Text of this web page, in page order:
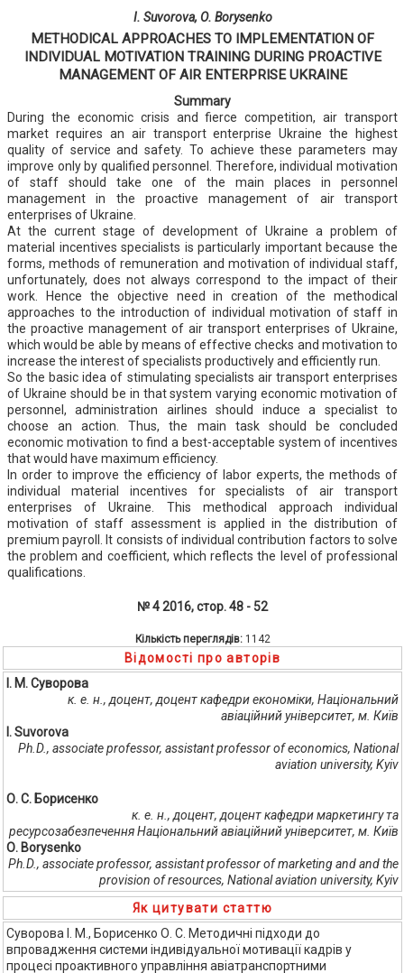
I. Suvorova, О. Borysenko
METHODICAL APPROACHES TO IMPLEMENTATION OF
INDIVIDUAL MOTIVATION TRAINING DURING PROACTIVE
MANAGEMENT OF AIR ENTERPRISE UKRAINE
Summary
During the economic crisis and fierce competition, air transport
market requires an air transport enterprise Ukraine the highest
quality of service and safety. To achieve these parameters may
improve only by qualified personnel. Therefore, individual motivation
of staff should take one of the main places in personnel
management in the proactive management of air transport
enterprises of Ukraine.
At the current stage of development of Ukraine a problem of
material incentives specialists is particularly important because the
forms, methods of remuneration and motivation of individual staff,
unfortunately, does not always correspond to the impact of their
work. Hence the objective need in creation of the methodical
approaches to the introduction of individual motivation of staff in
the proactive management of air transport enterprises of Ukraine,
which would be able by means of effective checks and motivation to
increase the interest of specialists productively and efficiently run.
So the basic idea of stimulating specialists air transport enterprises
of Ukraine should be in that system varying economic motivation of
personnel, administration airlines should induce a specialist to
choose an action. Thus, the main task should be concluded
economic motivation to find a best-acceptable system of incentives
that would have maximum efficiency.
In order to improve the efficiency of labor experts, the methods of
individual material incentives for specialists of air transport
enterprises of Ukraine. This methodical approach individual
motivation of staff assessment is applied in the distribution of
premium payroll. It consists of individual contribution factors to solve
the problem and coefficient, which reflects the level of professional
qualifications.
№ 4 2016, стор. 48 - 52
Кількість переглядів: 1142
Відомості про авторів
І. М. Суворова
к. е. н., доцент, доцент кафедри економіки, Національний
авіаційний університет, м. Київ
I. Suvorova
Ph.D., associate professor, assistant professor of economics, National
aviation university, Kyiv
О. С. Борисенко
к. е. н., доцент, доцент кафедри маркетингу та
ресурсозабезпечення Національний авіаційний університет, м. Київ
О. Borysenko
Ph.D., associate professor, assistant professor of marketing and and the
provision of resources, National aviation university, Kyiv
Як цитувати статтю
Суворова І. М., Борисенко О. С. Методичні підходи до
впровадження системи індивідуальної мотивації кадрів у
процесі проактивного управління авіатранспортними